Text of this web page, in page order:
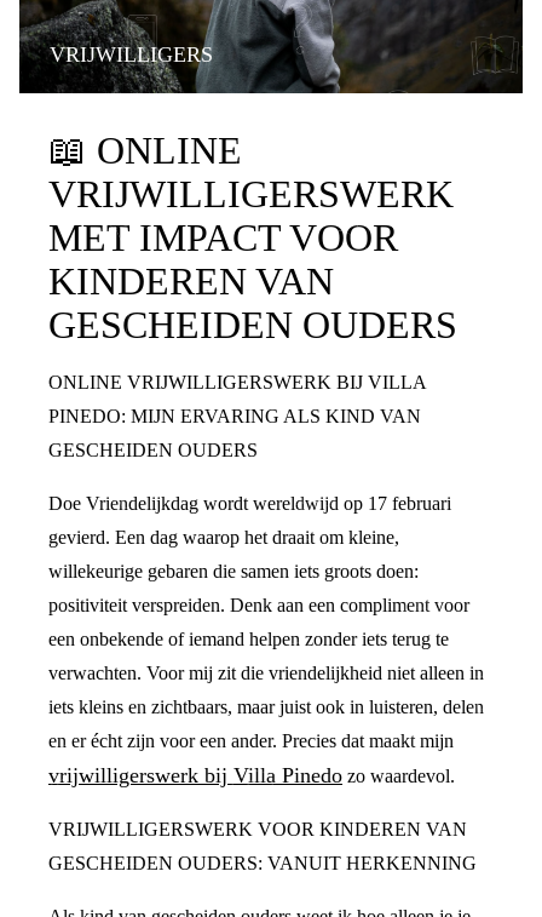
VRIJWILLIGERS
📖 ONLINE
VRIJWILLIGERSWERK
MET IMPACT VOOR
KINDEREN VAN
GESCHEIDEN OUDERS
ONLINE VRIJWILLIGERSWERK BIJ VILLA
PINEDO: MIJN ERVARING ALS KIND VAN
GESCHEIDEN OUDERS
Doe Vriendelijkdag wordt wereldwijd op 17 februari
gevierd. Een dag waarop het draait om kleine,
willekeurige gebaren die samen iets groots doen:
positiviteit verspreiden. Denk aan een compliment voor
een onbekende of iemand helpen zonder iets terug te
verwachten. Voor mij zit die vriendelijkheid niet alleen in
iets kleins en zichtbaars, maar juist ook in luisteren, delen
en er écht zijn voor een ander. Precies dat maakt mijn
vrijwilligerswerk bij Villa Pinedo zo waardevol.
VRIJWILLIGERSWERK VOOR KINDEREN VAN
GESCHEIDEN OUDERS: VANUIT HERKENNING